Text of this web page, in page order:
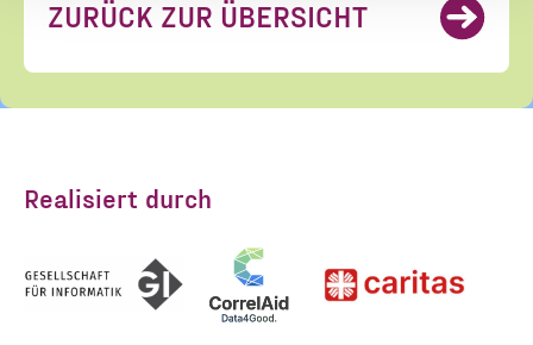
ZURÜCK ZUR ÜBERSICHT
Realisiert durch
*
Ja, ich möchte den Newsletter
Ich habe die Hinweise zum
der Daten in den
Datenschutzvereinbarungen
gelesen und stimme diesen zu.